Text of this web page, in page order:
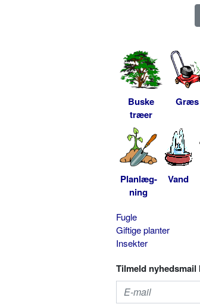
Buske
træer
Græs
Planlæg-
ning
Vand
Fugle
Giftige planter
Insekter
Tilmeld nyhedsmail